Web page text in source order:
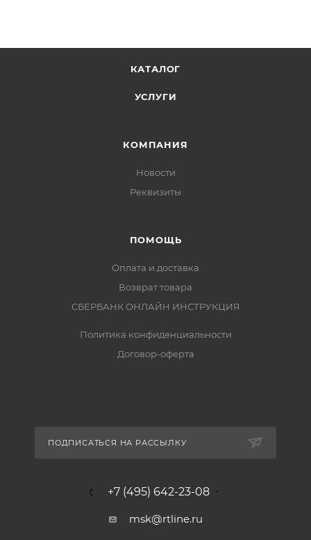
КАТАЛОГ
УСЛУГИ
КОМПАНИЯ
Новости
Реквизиты
ПОМОЩЬ
Оплата и доставка
Возврат товара
СБЕРБАНК ОНЛАЙН ИНСТРУКЦИЯ
Политика конфиденциальности
Договор-оферта
ПОДПИСАТЬСЯ НА РАССЫЛКУ
+7 (495) 642-23-08
msk@rtline.ru